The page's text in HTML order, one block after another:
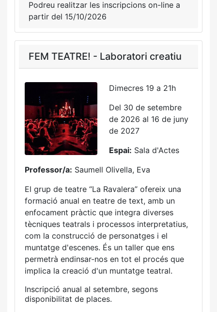
Podreu realitzar les inscripcions on-line a
partir del 15/10/2026
FEM TEATRE! - Laboratori creatiu
Dimecres 19 a 21h
Del 30 de setembre
de 2026 al 16 de juny
de 2027
Espai: Sala d'Actes
Professor/a: Saumell Olivella, Eva
El grup de teatre “La Ravalera” ofereix una
formació anual en teatre de text, amb un
enfocament pràctic que integra diverses
tècniques teatrals i processos interpretatius,
com la construcció de personatges i el
muntatge d'escenes. És un taller que ens
permetrà endinsar-nos en tot el procés que
implica la creació d'un muntatge teatral.
Inscripció anual al setembre, segons
disponibilitat de places.